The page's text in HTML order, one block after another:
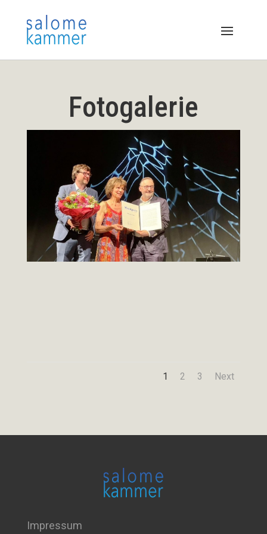
Fotogalerie
1 2 3 Next
Impressum